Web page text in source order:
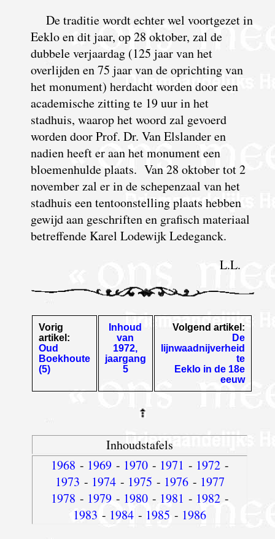
De traditie wordt echter wel voortgezet in
Eeklo en dit jaar, op 28 oktober, zal de
dubbele verjaardag (125 jaar van het
overlijden en 75 jaar van de oprichting van
het monument) herdacht worden door een
academische zitting te 19 uur in het
stadhuis, waarop het woord zal gevoerd
worden door Prof. Dr. Van Elslander en
nadien heeft er aan het monument een
bloemenhulde plaats. Van 28 oktober tot 2
november zal er in de schepenzaal van het
stadhuis een tentoon­stelling plaats hebben
gewijd aan geschriften en grafisch materiaal
betreffende Karel Lodewijk Ledeganck.
L.L.
Vorig
artikel:
Oud
Boekhoute
(5)
Inhoud
van
1972,
jaargang
5
Volgend artikel:
De
lijnwaadnijverheid
te
Eeklo in de 18e
eeuw
Inhoudstafels
1968 - 1969- 1970- 1971 - 1972-
1973 - 1974- 1975 - 1976- 1977
1978 - 1979- 1980- 1981 - 1982-
1983 - 1984 - 1985 - 1986